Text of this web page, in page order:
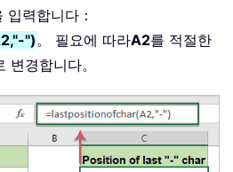
력합니다：
") 。 필요에 따라A2를 적절한
변경합니다。